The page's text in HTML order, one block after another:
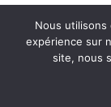
Nous utilisons
expérience sur
site, nous